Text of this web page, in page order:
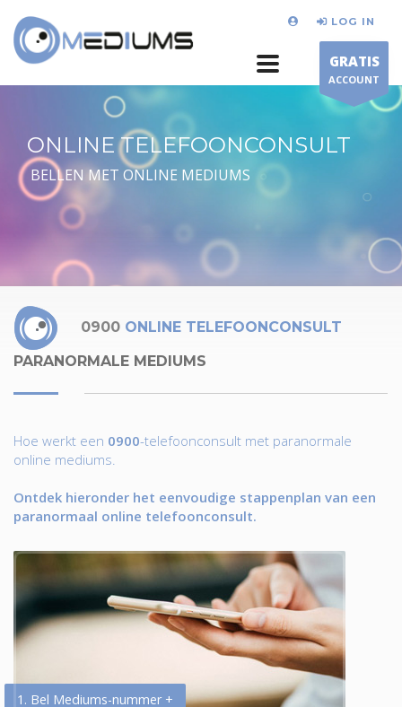
LOG IN
GRATIS
ACCOUNT
ONLINE TELEFOONCONSULT
BELLEN MET ONLINE MEDIUMS
0900 ONLINE TELEFOONCONSULT
PARANORMALE MEDIUMS
Hoe werkt een 0900-telefoonconsult met paranormale
online mediums.
Ontdek hieronder het eenvoudige stappenplan van een
paranormaal online telefoonconsult.
1. Bel Mediums-nummer +